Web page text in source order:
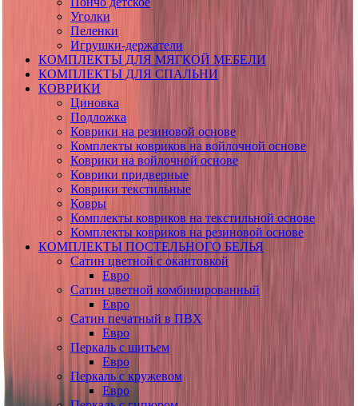
Уголки
Пеленки
Игрушки-держатели
КОМПЛЕКТЫ ДЛЯ МЯГКОЙ МЕБЕЛИ
КОМПЛЕКТЫ ДЛЯ СПАЛЬНИ
КОВРИКИ
Циновка
Подложка
Коврики на резиновой основе
Комплекты ковриков на войлочной основе
Коврики на войлочной основе
Коврики придверные
Коврики текстильные
Ковры
Комплекты ковриков на текстильной основе
Комплекты ковриков на резиновой основе
КОМПЛЕКТЫ ПОСТЕЛЬНОГО БЕЛЬЯ
Сатин цветной с окантовкой
Евро
Сатин цветной комбинированный
Евро
Сатин печатный в ПВХ
Евро
Перкаль с шитьем
Евро
Перкаль с кружевом
Евро